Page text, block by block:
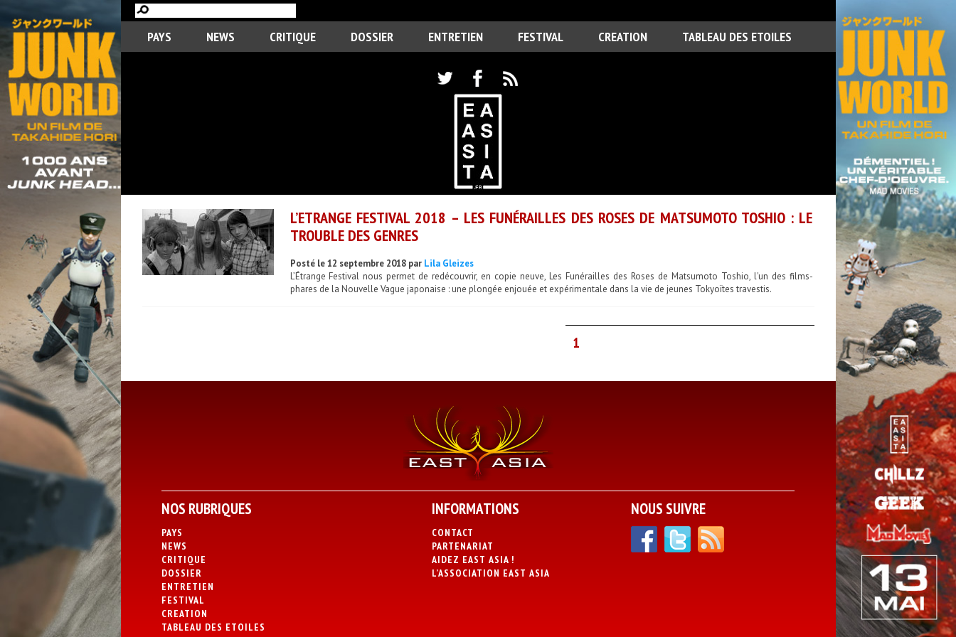
PAYS NEWS CRITIQUE DOSSIER ENTRETIEN FESTIVAL CREATION TABLEAU DES ETOILES
L’ETRANGE FESTIVAL 2018 – LES FUNÉRAILLES DES ROSES DE MATSUMOTO TOSHIO : LE
TROUBLE DES GENRES
Posté le 12 septembre 2018 par Lila Gleizes
L’Étrange Festival nous permet de redécouvrir, en copie neuve, Les Funérailles des Roses de Matsumoto Toshio, l'un des films-
phares de la Nouvelle Vague japonaise : une plongée enjouée et expérimentale dans la vie de jeunes Tokyoïtes travestis.
1
NOS RUBRIQUES
PAYS
NEWS
CRITIQUE
DOSSIER
ENTRETIEN
FESTIVAL
CREATION
TABLEAU DES ETOILES
INFORMATIONS
CONTACT
PARTENARIAT
AIDEZ EAST ASIA !
L’ASSOCIATION EAST ASIA
NOUS SUIVRE